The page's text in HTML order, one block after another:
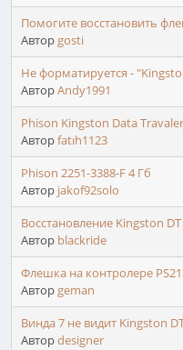
Помогите восстановить
Автор gosti
Не форматируется -
АвторAndy1991
Phison Kingston Data Travaler
Авторfatıh1123
Phison 2251-3388-F 4 Гб
Автор jakof92solo
Восстановление Kingston
Автор blackride
Флешка на контролере
Автор geman
Винда 7 не видит Kingston
Авторdesigner